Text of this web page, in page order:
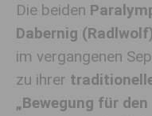
Die beiden
Dabernig
im vergangenen
zu ihrer
„Bewegung für